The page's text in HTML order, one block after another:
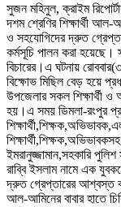
সুজন মহিনুল, ক্রাইম
দশম শ্রেণির শিক্ষার্থী
ও সহযোগিদের দ্রুত
কর্মসূচি পালন করা হয়েছে।
বিচারের।এ ঘটনায়
বিক্ষোভ মিছিল বেড় হয়ে
উপজেলার সকল শিক্ষার্থী ও
হয়।এ সময় ডিমলা-রংপুর
ইমরানুজ্জামান,সহকারি
রাব্বি ইসলাম নামে এক
দ্রুত গ্রেপ্তারের আশ্বস্ত
আল-আমিনের বাবার হাতে